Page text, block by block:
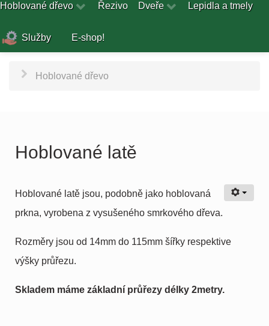
Hoblované dřevo Řezivo Dveře Lepidla a tmely
Služby E-shop!
Hoblované dřevo
Hoblované latě
Hoblované latě jsou, podobně jako hoblovaná
prkna, vyrobena z vysušeného smrkového dřeva.
Rozměry jsou od 14mm do 115mm šířky respektive
výšky průřezu.
Skladem máme základní průřezy délky 2metry.